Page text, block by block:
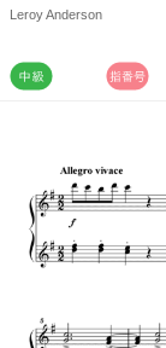
Leroy Anderson